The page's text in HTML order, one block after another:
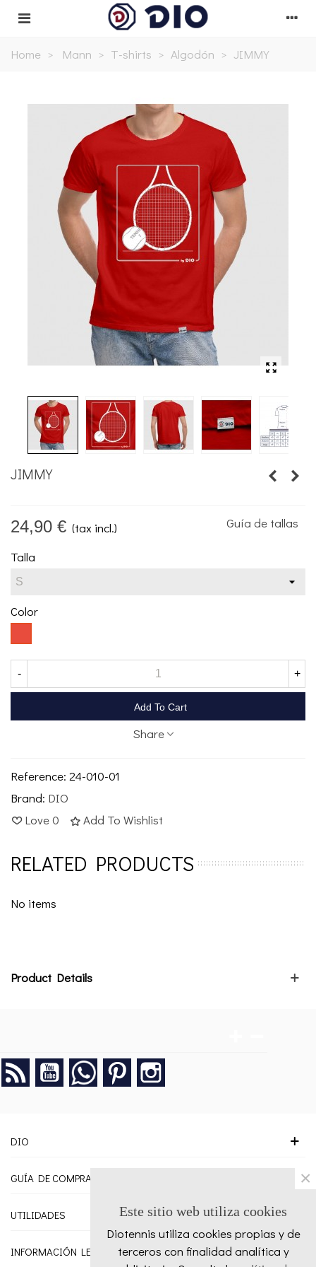
Home > Mann > T-shirts > Algodón > JIMMY
JIMMY
24,90 € (tax incl.) Guía de tallas
Talla
Color
- +
Add To Cart
Share
Reference: 24-010-01
Brand: DIO
Love0 Add To Wishlist
RELATED PRODUCTS
No items
Product Details
Rss YouTubeGoogle +Pinterest
DIO
GUÍA DE COMPRA
UTILIDADES
INFORMACIÓN LEGAL
Este sitio web utiliza cookies
Diotennis utiliza cookies propias y de
terceros con finalidad analítica y
×